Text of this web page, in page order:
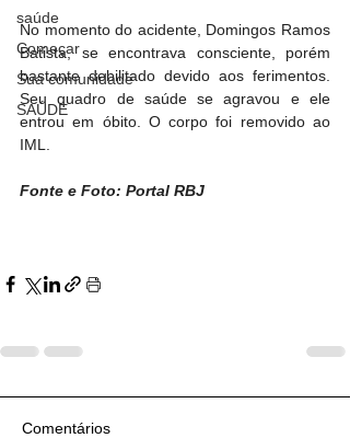
saúde
Começar
Sua comunidade
SAÚDE
No momento do acidente, Domingos Ramos
Batista, se encontrava consciente, porém
bastante debilitado devido aos ferimentos.
Seu quadro de saúde se agravou e ele
entrou em óbito. O corpo foi removido ao
IML.
Fonte e Foto: Portal RBJ
Comentários